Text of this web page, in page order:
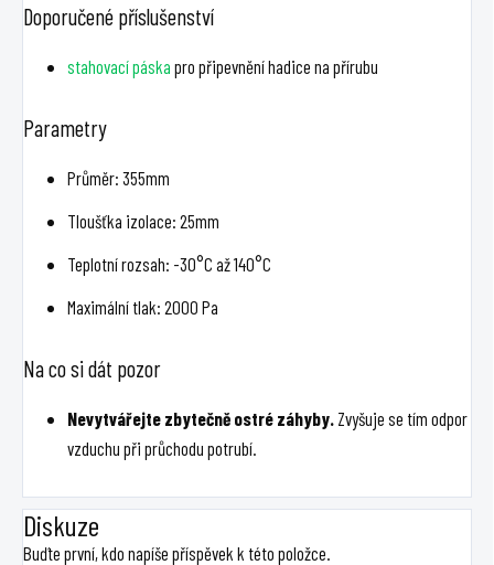
Doporučené příslušenství
stahovací páska pro připevnění hadice na přírubu
Parametry
Průměr: 355mm
Tloušťka izolace: 25mm
Teplotní rozsah: -30°C až 140°C
Maximální tlak: 2000 Pa
Na co si dát pozor
Nevytvářejte zbytečně ostré záhyby. Zvyšuje se tím odpor
vzduchu při průchodu potrubí.
Diskuze
Buďte první, kdo napíše příspěvek k této položce.